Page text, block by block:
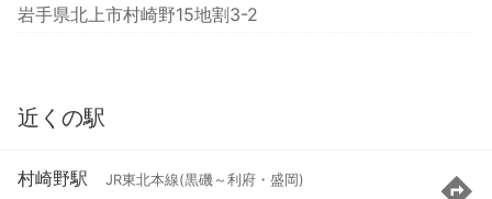
岩手県北上市村崎野15地割3-2
近くの駅
村崎野駅 JR東北本線(黒磯～利府・盛岡)